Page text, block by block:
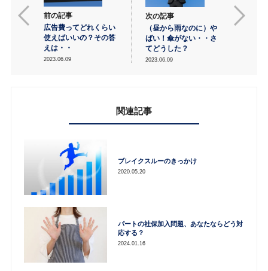
前の記事
広告費ってどれくらい
使えばいいの？その答
えは・・
2023.06.09
次の記事
（昼から雨なのに）や
ばい！傘がない・・さ
てどうした？
2023.06.09
関連記事
ブレイクスルーのきっかけ
2020.05.20
パートの社保加入問題、あなたならどう対
応する？
2024.01.16